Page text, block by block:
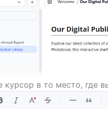
курсор в то место, где